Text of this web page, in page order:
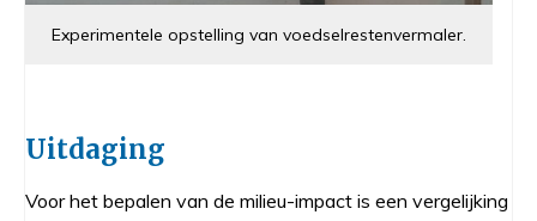
Experimentele opstelling van voedselrestenvermaler.
Uitdaging
Voor het bepalen van de milieu-impact is een vergelijking